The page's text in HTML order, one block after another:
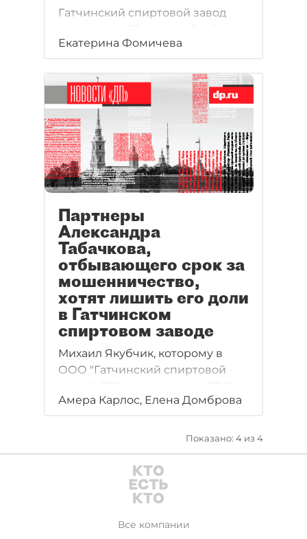
Гатчинский спиртовой завод
в восстановление крымского
винного завода "Коктебель",
который в течение 3 лет должен
удвоить объемы производства.
Екатерина Фомичева
Партнеры
Александра
Табачкова,
отбывающего срок за
мошенничество,
хотят лишить его доли
в Гатчинском
спиртовом заводе
Михаил Якубчик, которому в
ООО "Гатчинский спиртовой
долей, через суд пытается
исключить своего партнера
Александра Табачкова (владеет
26,5%) из состава участников
Амера Карлос, Елена Домброва
Показано: 4 из 4
Все компании